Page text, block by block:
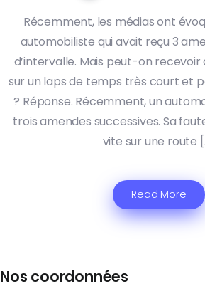
Récemment, les médias ont
automobiliste qui avait reçu 3
d’intervalle. Mais peut-on recevoir
sur un laps de temps très court et
? Réponse. Récemment, un
trois amendes successives. Sa
vite sur une route
Read More
Nos coordonnées